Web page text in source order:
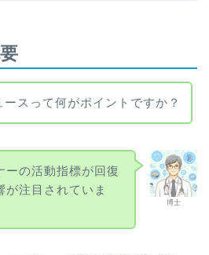
ースって何がポイントですか？
博士
ーの活動指標が回復
が注目されていま